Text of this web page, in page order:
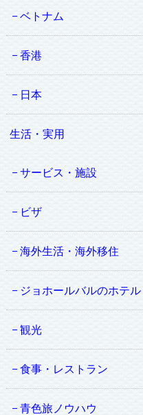
ベトナム
香港
日本
生活・実用
サービス・施設
ビザ
海外生活・海外移住
ジョホールバルのホテル
観光
食事・レストラン
青色旅ノウハウ